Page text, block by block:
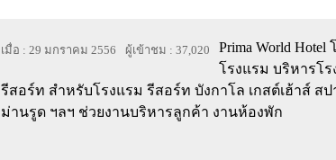
เมื่อ : 29 มกราคม 2556 ผู้เข้าชม : 37,020
Prima World Hotel
โรงแรม บริหารโร
รีสอร์ท สำหรับโรงแรม รีสอร์ท บังกาโล เกสต์เฮ้าส์ ส
ม่านรูด ฯลฯ ช่วยงานบริหารลูกค้า งานห้องพัก